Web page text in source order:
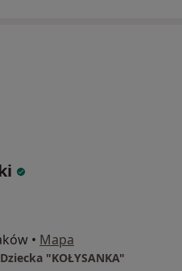
• Mapa
"KOŁYSANKA"